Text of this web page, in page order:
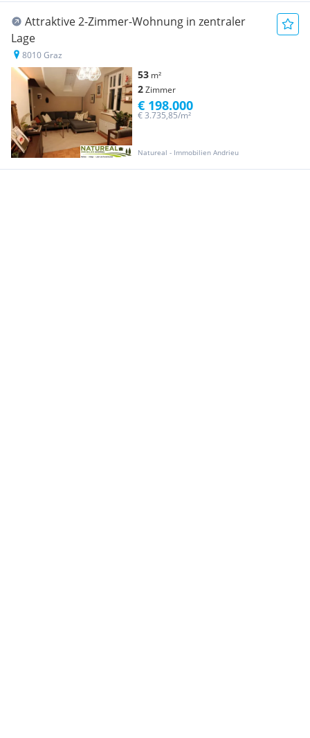
Attraktive 2-Zimmer-Wohnung in zentraler
Lage
8010 Graz
53 m²
2Zimmer
Natureal - Immobilien Andrieu
€ 3.735,85/m²
€ 198.000